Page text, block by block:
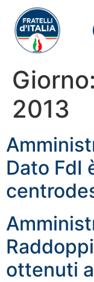
Giorno:
2013
Dato FdI
ottenuti